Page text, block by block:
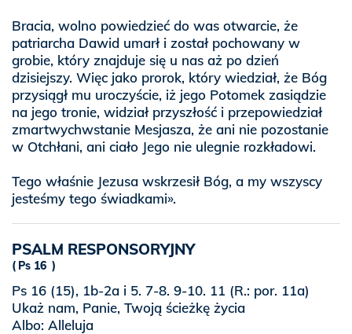
Bracia, wolno powiedzieć do was otwarcie, że
patriarcha Dawid umarł i został pochowany w
grobie, który znajduje się u nas aż po dzień
dzisiejszy. Więc jako prorok, który wiedział, że Bóg
przysiągł mu uroczyście, iż jego Potomek zasiądzie
na jego tronie, widział przyszłość i przepowiedział
zmartwychwstanie Mesjasza, że ani nie pozostanie
w Otchłani, ani ciało Jego nie ulegnie rozkładowi.
Tego właśnie Jezusa wskrzesił Bóg, a my wszyscy
jesteśmy tego świadkami».
PSALM RESPONSORYJNY
Ps 16
Ps 16 (15), 1b-2a i 5. 7-8. 9-10. 11 (R.: por. 11a)
Ukaż nam, Panie, Twoją ścieżkę życia
Albo: Alleluja